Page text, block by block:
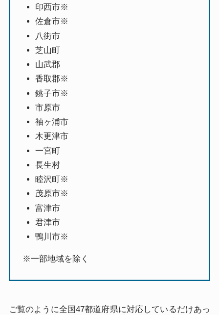
印西市※
佐倉市※
八街市
芝山町
山武郡
香取郡※
銚子市※
市原市
袖ヶ浦市
木更津市
一宮町
長生村
睦沢町※
茂原市※
富津市
君津市
鴨川市※
※一部地域を除く
ご覧のように全国47都道府県に対応しているだけあっ